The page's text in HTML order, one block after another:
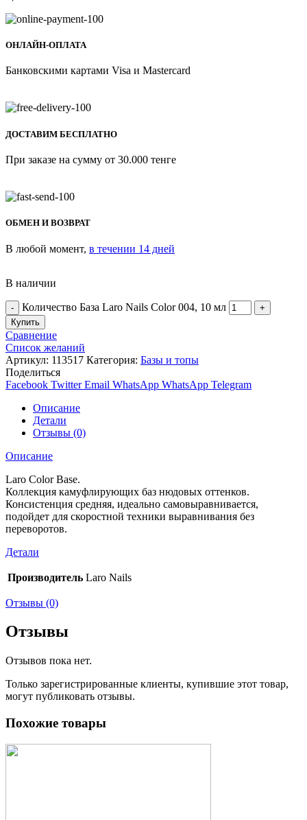
ОНЛАЙН-ОПЛАТА
Банковскими картами Visa и Mastercard
ДОСТАВИМ БЕСПЛАТНО
При заказе на сумму от 30.000 тенге
ОБМЕН И ВОЗВРАТ
В любой момент, в течении 14 дней
В наличии
Количество База Laro Nails Color 004, 10 мл
Купить
Сравнение
Список желаний
Артикул: 113517 Категория: Базы и топы
Поделиться
Facebook Twitter Email WhatsApp WhatsApp Telegram
Описание
Детали
Отзывы (0)
Описание
Laro Color Base.
Коллекция камуфлирующих баз нюдовых оттенков.
Консистенция средняя, идеально самовыравнивается,
подойдет для скоростной техники выравнивания без
переворотов.
Детали
Производитель Laro Nails
Отзывы (0)
Отзывы
Отзывов пока нет.
Только зарегистрированные клиенты, купившие этот товар,
могут публиковать отзывы.
Похожие товары